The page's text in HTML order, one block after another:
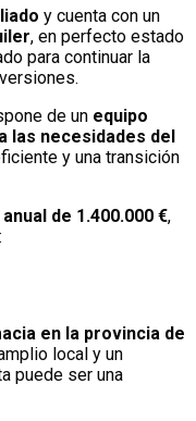
y cuenta con un
, en perfecto estado
para continuar la
de un equipo
las necesidades del
y una transición
de 1.400.000 €,
en la provincia de
local y un
puede ser una